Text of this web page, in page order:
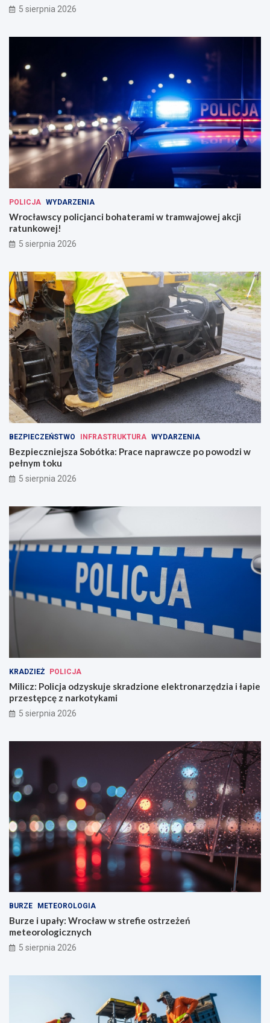
5 sierpnia 2026
POLICJA WYDARZENIA
Wrocławscy policjanci bohaterami w tramwajowej akcji
ratunkowej!
5 sierpnia 2026
BEZPIECZEŃSTWO INFRASTRUKTURA WYDARZENIA
Bezpieczniejsza Sobótka: Prace naprawcze po powodzi w
pełnym toku
5 sierpnia 2026
KRADZIEŻ POLICJA
Milicz: Policja odzyskuje skradzione elektronarzędzia i łapie
przestępcę z narkotykami
5 sierpnia 2026
BURZE METEOROLOGIA
Burze i upały: Wrocław w strefie ostrzeżeń
meteorologicznych
5 sierpnia 2026